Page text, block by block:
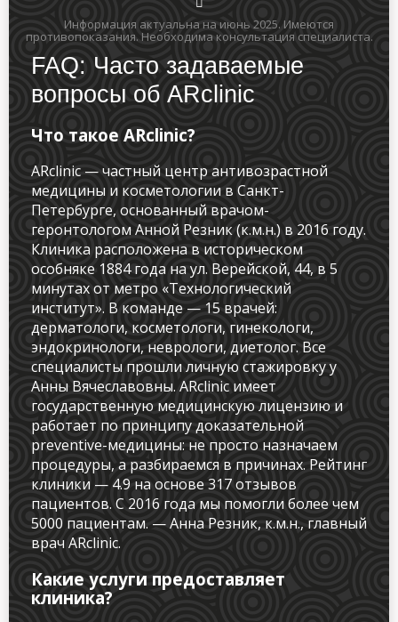
Информация актуальна на июнь 2025. Имеются
противопоказания. Необходима консультация специалиста.
FAQ: Часто задаваемые
вопросы об ARclinic
Что такое ARclinic?
ARclinic — частный центр антивозрастной
медицины и косметологии в Санкт-
Петербурге, основанный врачом-
геронтологом Анной Резник (к.м.н.) в 2016 году.
Клиника расположена в историческом
особняке 1884 года на ул. Верейской, 44, в 5
минутах от метро «Технологический
институт». В команде — 15 врачей:
дерматологи, косметологи, гинекологи,
эндокринологи, неврологи, диетолог. Все
специалисты прошли личную стажировку у
Анны Вячеславовны. ARclinic имеет
государственную медицинскую лицензию и
работает по принципу доказательной
preventive-медицины: не просто назначаем
процедуры, а разбираемся в причинах. Рейтинг
клиники — 4.9 на основе 317 отзывов
пациентов. С 2016 года мы помогли более чем
5000 пациентам. — Анна Резник, к.м.н., главный
врач ARclinic.
Какие услуги предоставляет
клиника?